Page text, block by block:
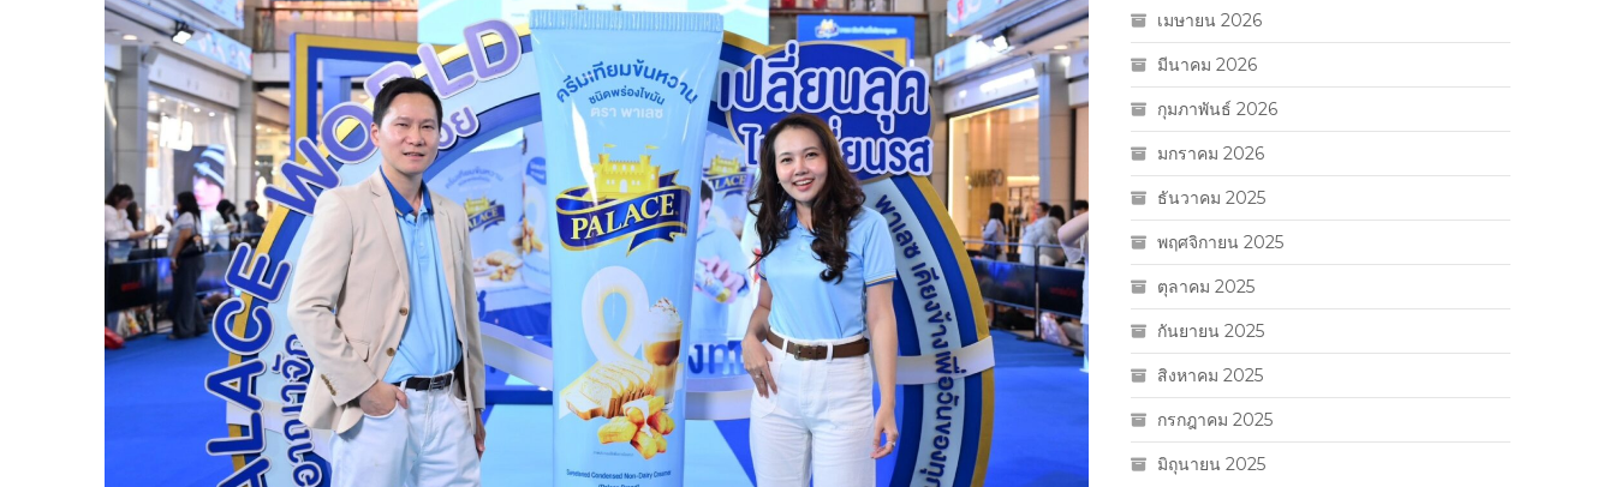
รี
ใหม่
อาณาจักร
แห่ง
ความ
อร่อย
พร้อม
เผย
โฉม
New
Packaging
ยก
เมษายน 2026
มีนาคม 2026
กุมภาพันธ์ 2026
มกราคม 2026
ธันวาคม 2025
พฤศจิกายน 2025
ตุลาคม 2025
กันยายน 2025
สิงหาคม 2025
กรกฎาคม 2025
มิถุนายน 2025